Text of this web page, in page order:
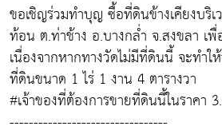
ขอเชิญร่วมทำบุญ ซื้อที่ดินข้างเคียงบริ
ท้อน ต.ท่าช้าง อ.บางกล่ำ จ.สงขลา เพื่
เนื่องจากหากทางวัดไม่มีที่ดินนี้ จะทำใ
ที่ดินขนาด 1 ไร่ 1 งาน 4 ตารางวา
#เจ้าของที่ต้องการขายที่ดินนี้ในราคา
---------------------------------